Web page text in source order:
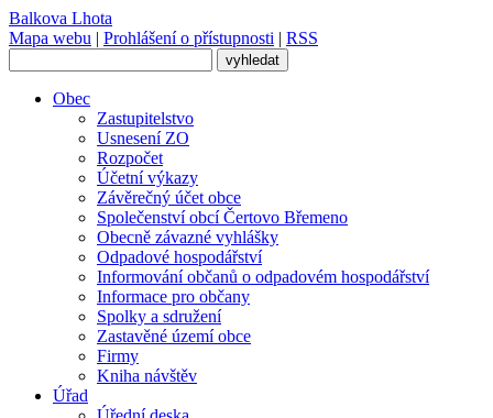
Balkova Lhota
Mapa webu | Prohlášení o přístupnosti | RSS
Obec
Zastupitelstvo
Usnesení ZO
Rozpočet
Účetní výkazy
Závěrečný účet obce
Společenství obcí Čertovo Břemeno
Obecně závazné vyhlášky
Odpadové hospodářství
Informování občanů o odpadovém hospodářství
Informace pro občany
Spolky a sdružení
Zastavěné území obce
Firmy
Kniha návštěv
Úřad